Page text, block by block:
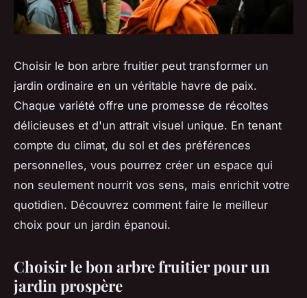
Choisir le bon arbre fruitier peut transformer un
jardin ordinaire en un véritable havre de paix.
Chaque variété offre une promesse de récoltes
délicieuses et d'un attrait visuel unique. En tenant
compte du climat, du sol et des préférences
personnelles, vous pourrez créer un espace qui
non seulement nourrit vos sens, mais enrichit votre
quotidien. Découvrez comment faire le meilleur
choix pour un jardin épanoui.
Choisir le bon arbre fruitier pour un
jardin prospère